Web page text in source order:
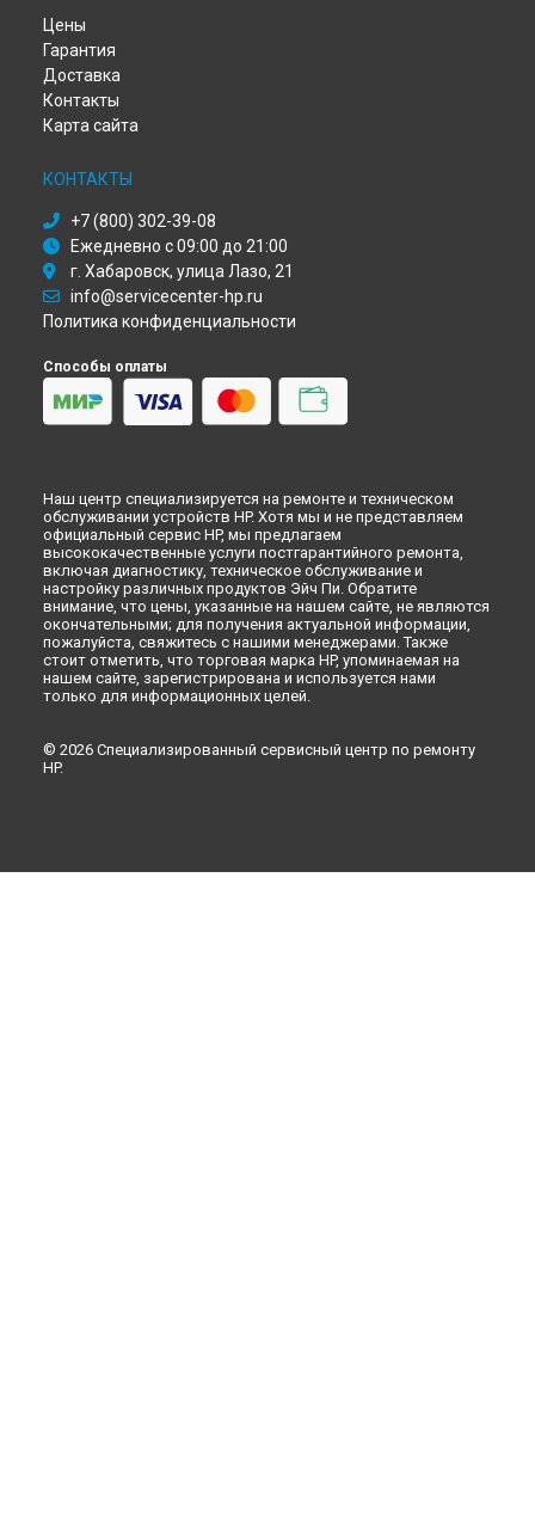
Ремонт плоттера DesignJet XL HP в
Ремонт плоттера DesignJet XL HP в
Ремонт плоттера DesignJet XL HP в
Цены
Гарантия
Доставка
Контакты
Карта сайта
КОНТАКТЫ
+7 (800) 302-39-08
Ежедневно с 09:00 до 21:00
г. Хабаровск, улица Лазо, 21
info@servicecenter-hp.ru
Политика конфиденциальности
Способы оплаты
Наш центр специализируется на ремонте и техническом
обслуживании устройств HP. Хотя мы и не представляем
официальный сервис HP, мы предлагаем
высококачественные услуги постгарантийного ремонта,
включая диагностику, техническое обслуживание и
настройку различных продуктов Эйч Пи. Обратите
внимание, что цены, указанные на нашем сайте, не являются
окончательными; для получения актуальной информации,
пожалуйста, свяжитесь с нашими менеджерами. Также
стоит отметить, что торговая марка HP, упоминаемая на
нашем сайте, зарегистрирована и используется нами
только для информационных целей.
© 2026 Специализированный сервисный центр по ремонту
HP.